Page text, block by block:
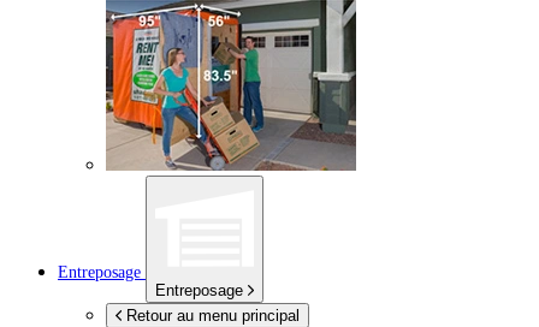
Entreposage
Entreposage
Retour au menu principal